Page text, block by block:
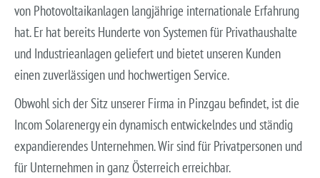
von Photovoltaikanlagen langjährige internationale Erfahrung
hat. Er hat bereits Hunderte von Systemen für Privathaushalte
und Industrieanlagen geliefert und bietet unseren Kunden
einen zuverlässigen und hochwertigen Service.
Obwohl sich der Sitz unserer Firma in Pinzgau befindet, ist die
Incom Solarenergy ein dynamisch entwickelndes und ständig
expandierendes Unternehmen. Wir sind für Privatpersonen und
für Unternehmen in ganz Österreich erreichbar.